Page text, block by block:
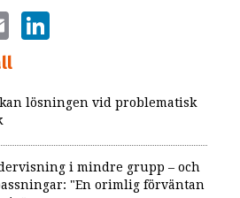
EMAIL
lösningen vid problematisk
i mindre grupp – och
"En orimlig förväntan